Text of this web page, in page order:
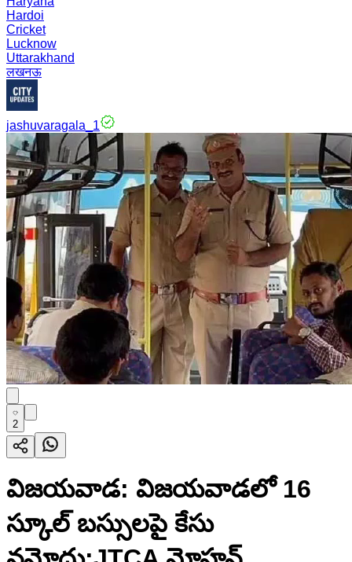
Hardoi
Cricket
Lucknow
Uttarakhand
लखनऊ
jashuvaragala_1
2
విజయవాడ: విజయవాడలో 16
స్కూల్ బస్సులపై కేసు